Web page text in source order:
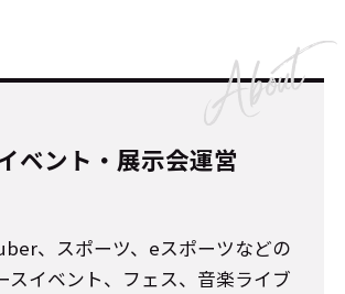
ベント・展示会運営
、スポーツ、eスポーツなどの
スイベント、フェス、音楽ライブ